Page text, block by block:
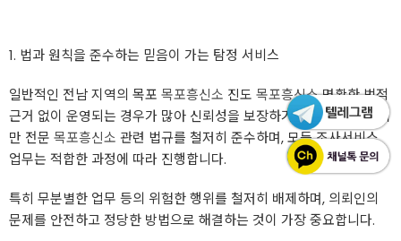
1. 법과 원칙을 준수하는 믿음이 가는 탐정 서비스
일반적인 전남 지역의 목포 목포흥신소 진도 목포흥신소명확한 법적
근거 없이 운영되는 경우가 많아 신뢰성을 보장하기 어렵습니다. 하지
만 전문 목포흥신소 관련 법규를 철저히 준수하며, 모든 조사서비스
업무는 적합한 과정에 따라 진행합니다.
특히 무분별한 업무 등의 위험한 행위를 철저히 배제하며, 의뢰인의
문제를 안전하고 정당한 방법으로 해결하는 것이 가장 중요합니다.